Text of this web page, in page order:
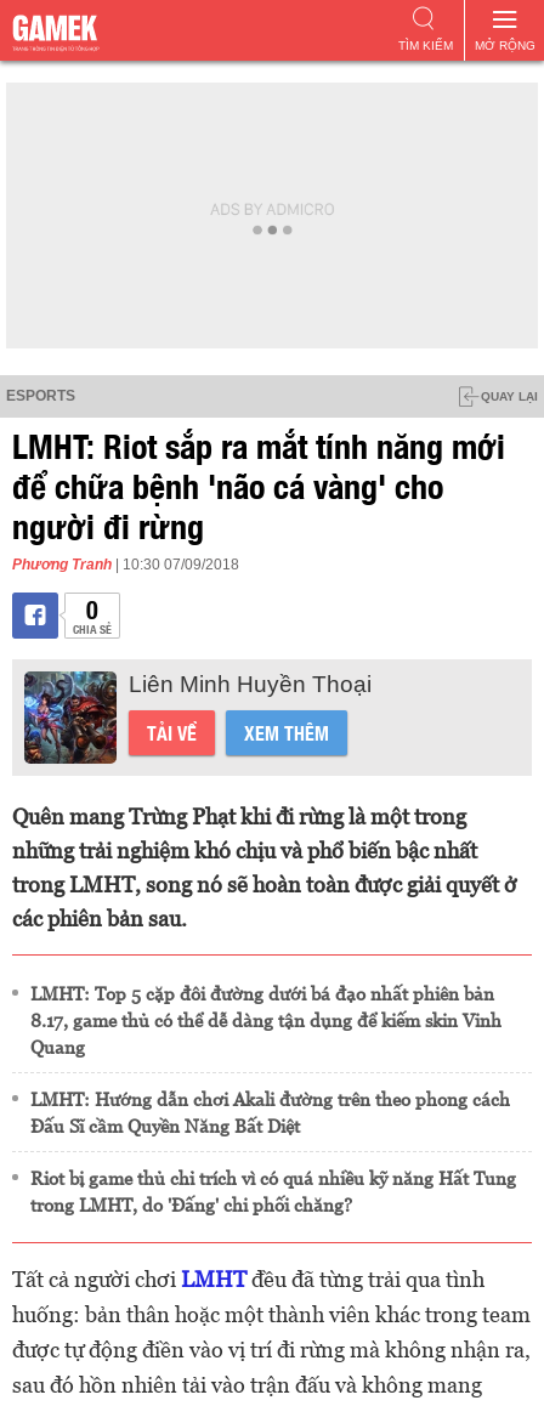
MỞ RỘNG
TÌM KIẾM
ESPORTS QUAY LẠI
LMHT: Riot sắp ra mắt tính năng mới
để chữa bệnh 'não cá vàng' cho
người đi rừng
Phương Tranh | 10:30 07/09/2018
0
CHIA SẺ
Liên Minh Huyền Thoại
TẢI VỀ XEM THÊM
Quên mang Trừng Phạt khi đi rừng là một trong
những trải nghiệm khó chịu và phổ biến bậc nhất
trong LMHT, song nó sẽ hoàn toàn được giải quyết ở
các phiên bản sau.
LMHT: Top 5 cặp đôi đường dưới bá đạo nhất phiên bản
8.17, game thủ có thể dễ dàng tận dụng để kiếm skin Vinh
Quang
LMHT: Hướng dẫn chơi Akali đường trên theo phong cách
Đấu Sĩ cầm Quyền Năng Bất Diệt
Riot bị game thủ chỉ trích vì có quá nhiều kỹ năng Hất Tung
trong LMHT, do 'Đấng' chi phối chăng?
Tất cả người chơi LMHTđều đã từng trải qua tình
huống: bản thân hoặc một thành viên khác trong team
được tự động điền vào vị trí đi rừng mà không nhận ra,
sau đó hồn nhiên tải vào trận đấu và không mang